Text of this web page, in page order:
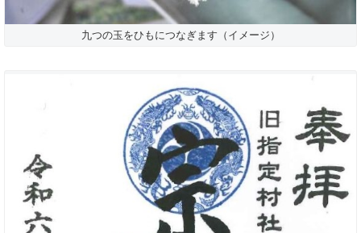
九つの玉をひもにつなぎます（イメージ）